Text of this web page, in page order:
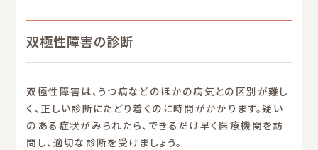
双極性障害の診断
双極性障害は、うつ病などのほかの病気との区別が難し
く、正しい診断にたどり着くのに時間がかかります。疑い
のある症状がみられたら、できるだけ早く医療機関を訪
問し、適切な診断を受けましょう。